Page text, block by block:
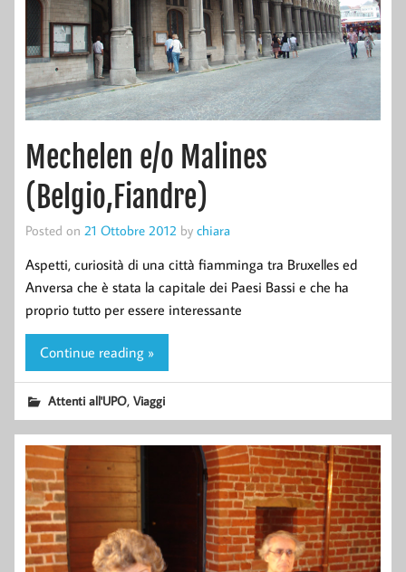
Mechelen e/o Malines
(Belgio,Fiandre)
Posted on 21 Ottobre 2012 by chiara
Aspetti, curiosità di una città fiamminga tra Bruxelles ed
Anversa che è stata la capitale dei Paesi Bassi e che ha
proprio tutto per essere interessante
Continue reading »
Attenti all'UPO,Viaggi